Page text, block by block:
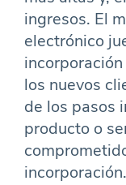
ingresos. El
electrónico
los nuevos
de los pasos
producto o
incorporación.